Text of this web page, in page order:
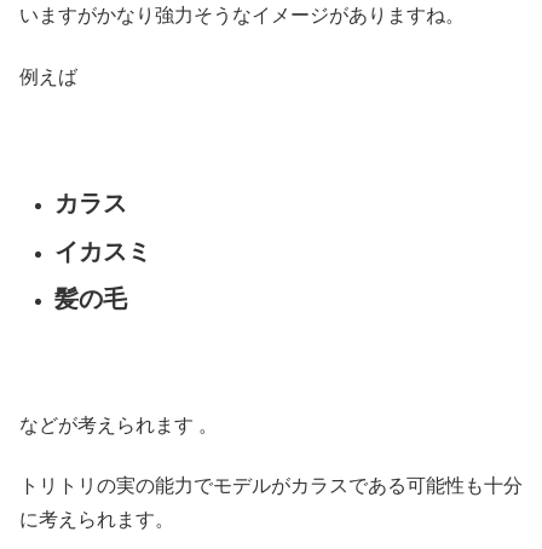
いますがかなり強力そうなイメージがありますね。
例えば
カラス
イカスミ
髪の毛
などが考えられます 。
トリトリの実の能力でモデルがカラスである可能性も十分
に考えられます。